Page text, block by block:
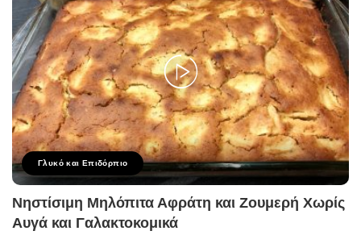
Γλυκό και Επιδόρπιο
Νηστίσιμη Μηλόπιτα Αφράτη και Ζουμερή Χωρίς
Αυγά και Γαλακτοκομικά